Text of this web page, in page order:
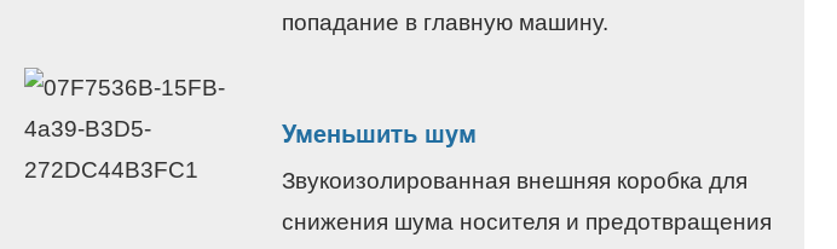
попадание в главную машину.
Уменьшить шум
Звукоизолированная внешняя коробка для
снижения шума носителя и предотвращения